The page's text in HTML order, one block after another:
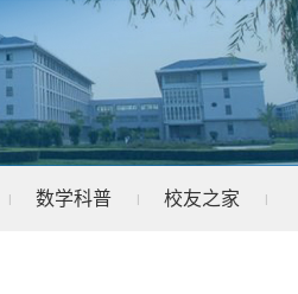
| 数学科普 | 校友之家 |